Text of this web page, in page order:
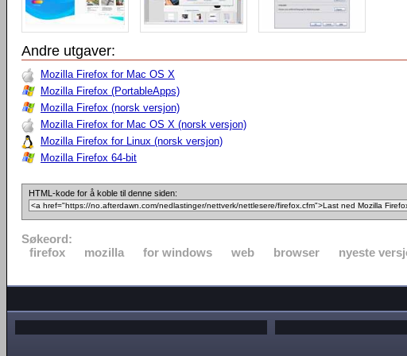
Andre utgaver:
Mozilla Firefox for Mac OS X
Mozilla Firefox (PortableApps)
Mozilla Firefox (norsk versjon)
Mozilla Firefox for Mac OS X (norsk versjon)
Mozilla Firefox for Linux (norsk versjon)
Mozilla Firefox 64-bit
HTML-kode for å koble til denne siden:
Søkeord:
firefox
mozilla for windows web browser nyeste